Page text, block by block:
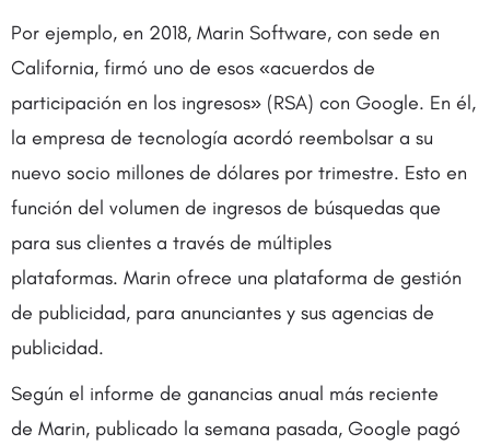
Por ejemplo, en 2018, Marin Software, con sede en
California, firmó uno de esos «acuerdos de
participación en los ingresos» (RSA) con Google. En él,
la empresa de tecnología acordó reembolsar a su
nuevo socio millones de dólares por trimestre. Esto en
función del volumen de ingresos de búsquedas que
para sus clientes a través de múltiples
plataformas. Marin ofrece una plataforma de gestión
de publicidad, para anunciantes y sus agencias de
publicidad.
Según el informe de ganancias anual más reciente
de Marin, publicado la semana pasada, Google pagó